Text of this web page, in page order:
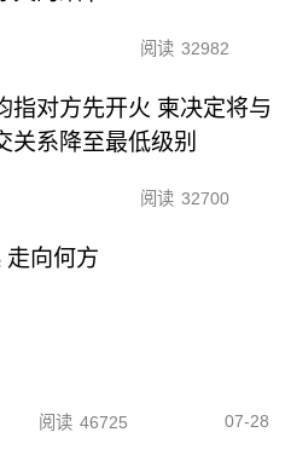
阅读 32982
指对方先开火 柬决定将与
关系降至最低级别
阅读 32700
走向何方
阅读 46725 07-28